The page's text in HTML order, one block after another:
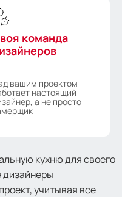
команда
вашим проектом
настоящий
а не просто
кухню для своего
учитывая все